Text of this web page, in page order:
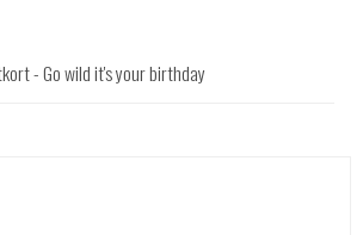
- Go wild it's your birthday